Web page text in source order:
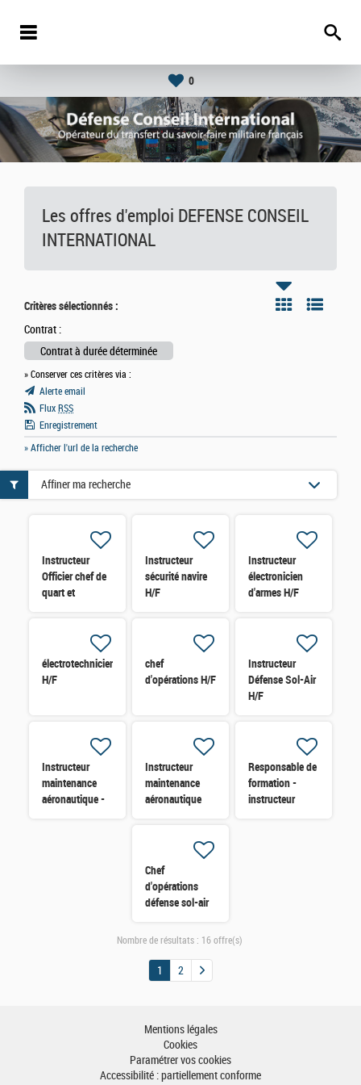
0
Les offres d'emploi DEFENSE CONSEIL
INTERNATIONAL
Critères sélectionnés :
Contrat :
Contrat à durée déterminée
» Conserver ces critères via :
Alerte email
Flux RSS
Enregistrement
» Afficher l'url de la recherche
Instructeur
Officier chef de
quart et
Instructeur
sécurité navire
H/F
Instructeur
électronicien
d'armes H/F
électrotechnicien
H/F
chef
d'opérations H/F
Instructeur
Défense Sol-Air
H/F
Instructeur
maintenance
aéronautique -
Instructeur
maintenance
aéronautique
Responsable de
formation -
instructeur
Chef
d'opérations
défense sol-air
Affiner ma recherche
Nombre de résultats : 16 offre(s)
1 2
Mentions légales
Cookies
Paramétrer vos cookies
Accessibilité : partiellement conforme